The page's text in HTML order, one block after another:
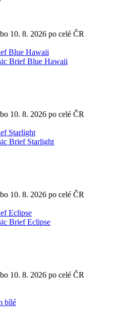
10. 8. 2026 po celé ČR
Brief Blue Hawaii
10. 8. 2026 po celé ČR
Brief Starlight
10. 8. 2026 po celé ČR
Brief Eclipse
10. 8. 2026 po celé ČR
bílé